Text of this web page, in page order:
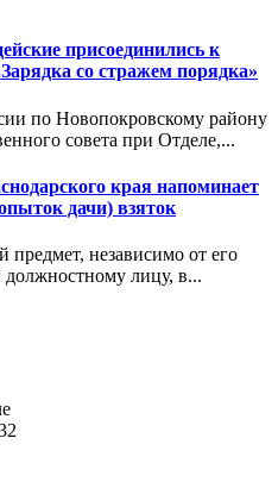
присоединились к
со стражем порядка»
по Новопокровскому району
совета при Отделе,...
края напоминает
дачи) взяток
предмет, независимо от его
лицу, в...